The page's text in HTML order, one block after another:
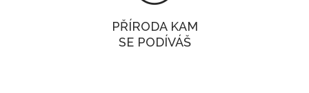
PŘÍRODA KAM
SE PODÍVÁŠ